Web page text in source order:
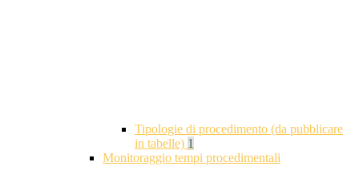
Tipologie di procedimento (da pubblicare
in tabelle) 1
Monitoraggio tempi procedimentali